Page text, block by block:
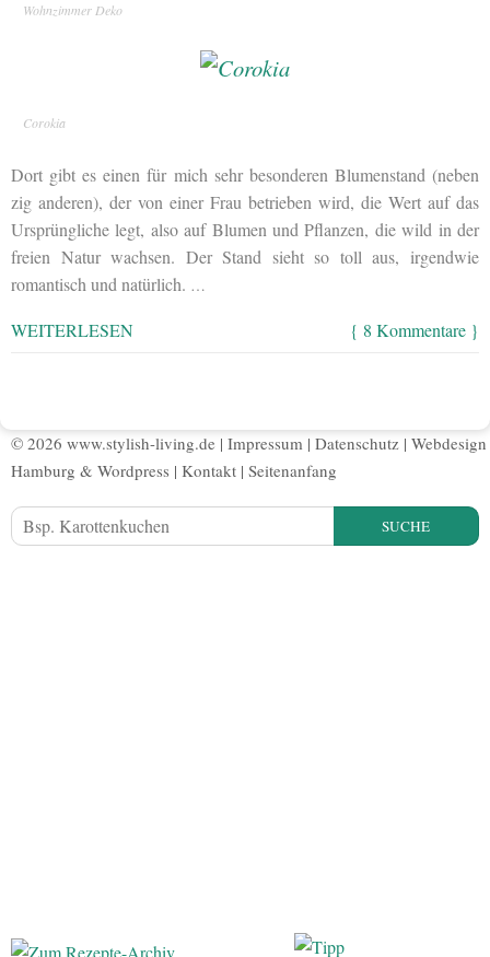
Wohnzimmer Deko
Corokia
Dort gibt es einen für mich sehr besonderen Blumenstand (neben
zig anderen), der von einer Frau betrieben wird, die Wert auf das
Ursprüngliche legt, also auf Blumen und Pflanzen, die wild in der
freien Natur wachsen. Der Stand sieht so toll aus, irgendwie
romantisch und natürlich. …
WEITERLESEN { 8 Kommentare }
© 2026 www.stylish-living.de | Impressum | Datenschutz | Webdesign
Hamburg & Wordpress | Kontakt | Seitenanfang
SUCHE